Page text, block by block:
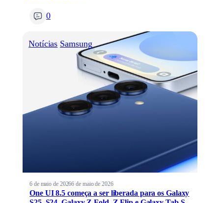
0
Notícias Samsung
6 de maio de 20266 de maio de 2026
One UI 8.5 começa a ser liberada para os Galaxy